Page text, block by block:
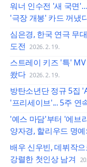
워너 인수전 '새 국면
'극장 개봉' 카드 꺼냈
심은경, 한국 연극 무
도전 2026. 2. 19.
스트레이 키즈 '특'
쐈다 2026. 2. 19.
방탄소년단 정규 5집
'프리세이브'... 5주 연
'예스 마담'부터 '에브
양자경, 할리우드 명
배우 신우빈, 데뷔작
강렬한 첫인상 남겨